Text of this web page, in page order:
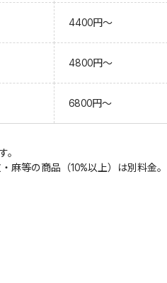
4400円～
4800円～
6800円～
。
等の商品（10%以上）は別料金。